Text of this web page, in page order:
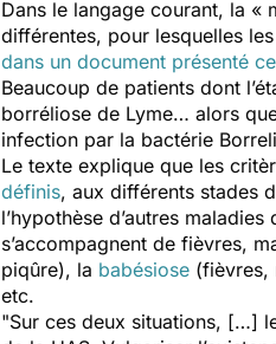
Dans le langage courant, la «
différentes, pour lesquelles
dans un document présenté
Beaucoup de patients dont
borréliose de Lyme… alors
infection par la bactérie
Le texte explique que les
définis, aux différents stades
l’hypothèse d’autres
s’accompagnent de fièvres,
piqûre), la babésiose (fièvres,
etc.
"Sur ces deux situations, […]